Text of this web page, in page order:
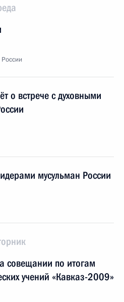
о встрече с духовными
мусульман России
совещании по итогам
учений «Кавказ-2009»